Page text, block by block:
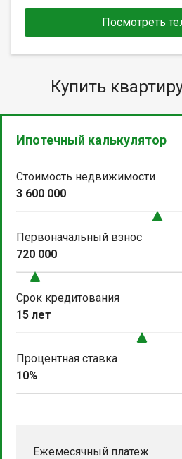
Посмотреть
Купить
Ипотечный калькулятор
Стоимость недвижимости
3 600 000
Первоначальный взнос
720 000
Срок кредитования
15 лет
Процентная ставка
10%
Ежемесячный платеж